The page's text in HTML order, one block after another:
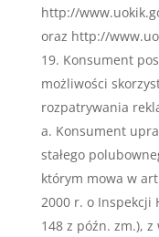
http://
oraz http://
Konsument
możliwości
rozpatrywania
a. Konsument
stałego
którym mowa w
2000 r. o Inspekcji
148 z późn. zm.),